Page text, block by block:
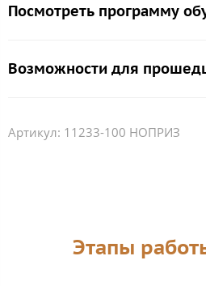
Посмотреть программу
Возможности для
Артикул: 11233-100 НОПРИЗ
Этапы